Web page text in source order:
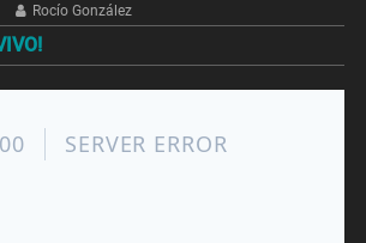
Rocío González